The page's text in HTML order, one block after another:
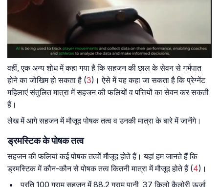
वहीं, एक अन्य शोध में कहा गया है कि सहजन की छाल के सेवन से गर्भपात
होने का जोखिम हो सकता है (3)। ऐसे में यह कहा जा सकता है कि प्रेग्नेंट
महिलाएं संतुलित मात्रा में सहजन की फलियों व पत्तियों का सेवन कर सकती
हैं।
लेख में आगे सहजन में मौजूद पोषक तत्व व उनकी मात्रा के बारे में जानेंगे।
ड्रमस्टिक के पोषक तत्व
सहजन की फलियां कई पोषक तत्वों मौजूद होते हैं। यहां हम जानते हैं कि
ड्रमस्टिक में कौन-कौन से पोषक तत्व कितनी मात्रा में मौजूद होते हैं (4)।
प्रति 100 ग्राम सहजन में 88.2 ग्राम पानी, 37 किलो कैलोरी ऊर्जा,